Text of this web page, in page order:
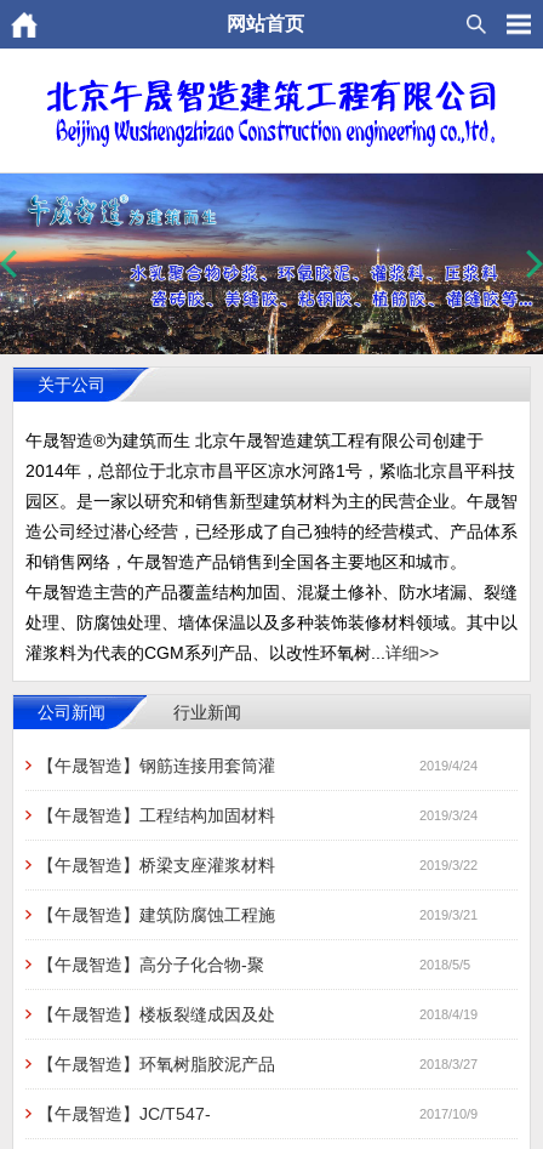
网站首页
关于公司
午晟智造®为建筑而生 北京午晟智造建筑工程有限公司创建于
2014年，总部位于北京市昌平区凉水河路1号，紧临北京昌平科技
园区。是一家以研究和销售新型建筑材料为主的民营企业。午晟智
造公司经过潜心经营，已经形成了自己独特的经营模式、产品体系
和销售网络，午晟智造产品销售到全国各主要地区和城市。
午晟智造主营的产品覆盖结构加固、混凝土修补、防水堵漏、裂缝
处理、防腐蚀处理、墙体保温以及多种装饰装修材料领域。其中以
灌浆料为代表的CGM系列产品、以改性环氧树...详细>>
公司新闻 行业新闻
【午晟智造】钢筋连接用套筒灌 2019/4/24
【午晟智造】工程结构加固材料 2019/3/24
【午晟智造】桥梁支座灌浆材料 2019/3/22
【午晟智造】建筑防腐蚀工程施 2019/3/21
【午晟智造】高分子化合物-聚 2018/5/5
【午晟智造】楼板裂缝成因及处 2018/4/19
【午晟智造】环氧树脂胶泥产品 2018/3/27
【午晟智造】JC/T547- 2017/10/9